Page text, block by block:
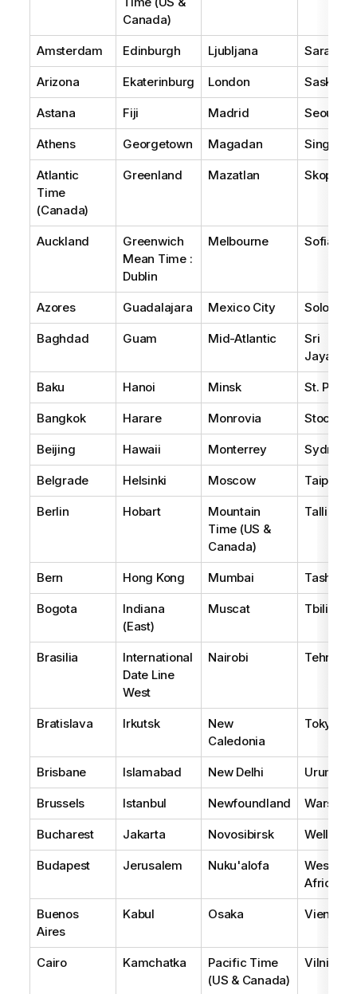
Canada)
Amsterdam Edinburgh Ljubljana Sarajevo
Arizona Ekaterinburg London
Astana Fiji Madrid Seoul
Athens Georgetown Magadan
Atlantic
Time
(Canada)
Greenland Mazatlan Skopje
Auckland
Greenwich
Mean Time :
Dublin
Melbourne Sofia
Azores Guadalajara Mexico City Solomon
Baghdad Guam Mid-Atlantic
Sri
Baku Hanoi Minsk St.
Bangkok Harare Monrovia
Beijing Hawaii Monterrey Sydney
Belgrade Helsinki Moscow Taipei
Berlin Hobart
Mountain
Time (US &
Canada)
Tallinn
Bern Hong Kong Mumbai Tashkent
Bogota
Indiana
(East)
Muscat Tbilisi
Brasilia
International
Date Line
West
Nairobi Tehran
Bratislava Irkutsk
New
Caledonia
Tokyo
Brisbane Islamabad New Delhi Urumqi
Brussels Istanbul Newfoundland Warsaw
Bucharest Jakarta Novosibirsk
Budapest Jerusalem Nuku'alofa
West
Africa
Buenos
Aires
Kabul Osaka Vienna
Cairo Kamchatka
Pacific Time
(US & Canada)
Vilnius